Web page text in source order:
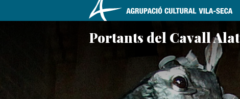
Portants del Cavall Alat